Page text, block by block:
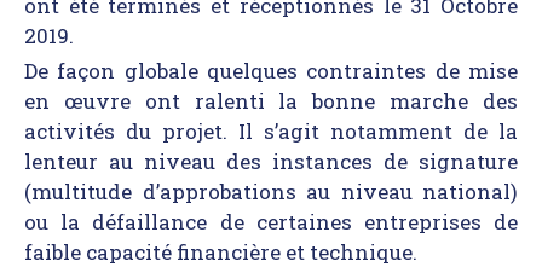
2019.
De façon globale quelques contraintes de mise
en œuvre ont ralenti la bonne marche des
activités du projet. Il s’agit notamment de la
lenteur au niveau des instances de signature
(multitude d’approbations au niveau national)
ou la défaillance de certaines entreprises de
faible capacité financière et technique.